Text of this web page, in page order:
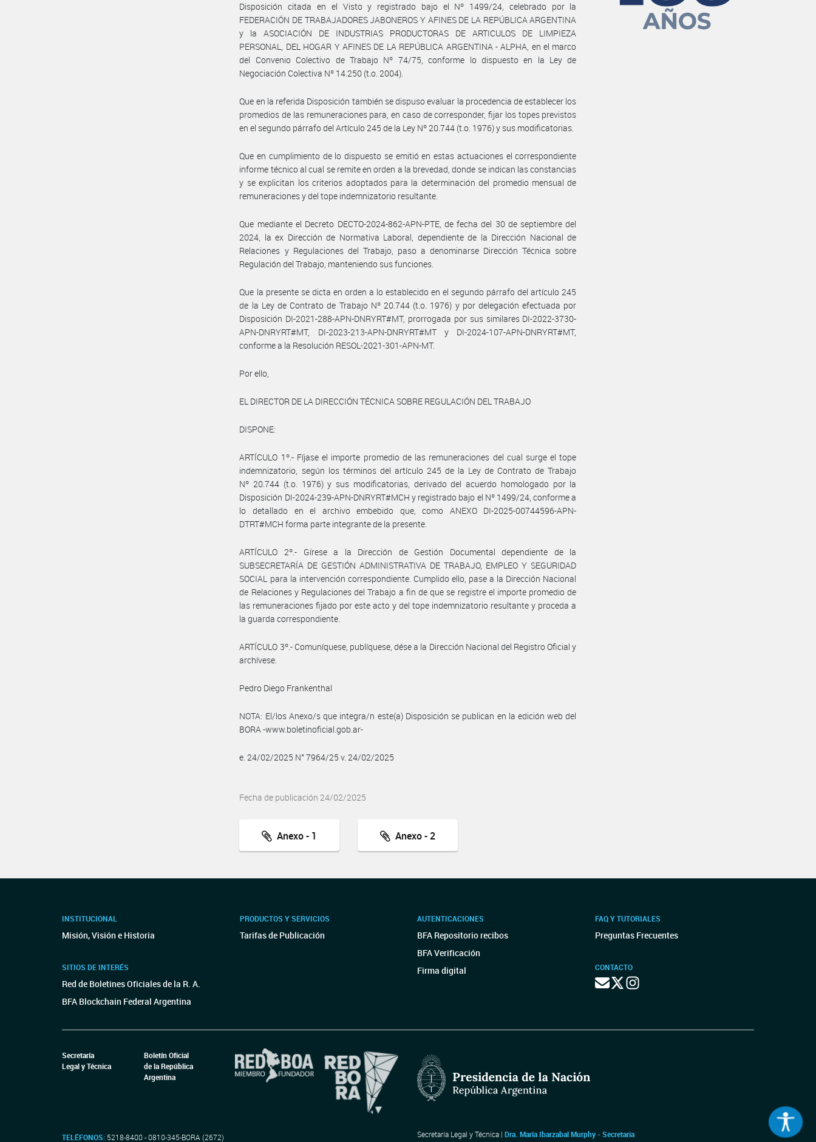
Disposición citada en el Visto y registrado bajo el Nº 1499/24, celebrado por la
FEDERACIÓN DE TRABAJADORES JABONEROS Y AFINES DE LA REPÚBLICA ARGENTINA
y la ASOCIACIÓN DE INDUSTRIAS PRODUCTORAS DE ARTICULOS DE LIMPIEZA
PERSONAL, DEL HOGAR Y AFINES DE LA REPÚBLICA ARGENTINA - ALPHA, en el marco
del Convenio Colectivo de Trabajo Nº 74/75, conforme lo dispuesto en la Ley de
Negociación Colectiva Nº 14.250 (t.o. 2004).
Que en la referida Disposición también se dispuso evaluar la procedencia de establecer los
promedios de las remuneraciones para, en caso de corresponder, fijar los topes previstos
en el segundo párrafo del Artículo 245 de la Ley Nº 20.744 (t.o. 1976) y sus modificatorias.
Que en cumplimiento de lo dispuesto se emitió en estas actuaciones el correspondiente
informe técnico al cual se remite en orden a la brevedad, donde se indican las constancias
y se explicitan los criterios adoptados para la determinación del promedio mensual de
remuneraciones y del tope indemnizatorio resultante.
Que mediante el Decreto DECTO-2024-862-APN-PTE, de fecha del 30 de septiembre del
2024, la ex Dirección de Normativa Laboral, dependiente de la Dirección Nacional de
Relaciones y Regulaciones del Trabajo, paso a denominarse Dirección Técnica sobre
Regulación del Trabajo, manteniendo sus funciones.
Que la presente se dicta en orden a lo establecido en el segundo párrafo del artículo 245
de la Ley de Contrato de Trabajo Nº 20.744 (t.o. 1976) y por delegación efectuada por
Disposición DI-2021-288-APN-DNRYRT#MT, prorrogada por sus similares DI-2022-3730-
APN-DNRYRT#MT, DI-2023-213-APN-DNRYRT#MT y DI-2024-107-APN-DNRYRT#MT,
conforme a la Resolución RESOL-2021-301-APN-MT.
Por ello,
EL DIRECTOR DE LA DIRECCIÓN TÉCNICA SOBRE REGULACIÓN DEL TRABAJO
DISPONE:
ARTÍCULO 1º.- Fíjase el importe promedio de las remuneraciones del cual surge el tope
indemnizatorio, según los términos del artículo 245 de la Ley de Contrato de Trabajo
Nº 20.744 (t.o. 1976) y sus modificatorias, derivado del acuerdo homologado por la
Disposición DI-2024-239-APN-DNRYRT#MCH y registrado bajo el Nº 1499/24, conforme a
lo detallado en el archivo embebido que, como ANEXO DI-2025-00744596-APN-
DTRT#MCH forma parte integrante de la presente.
ARTÍCULO 2º.- Gírese a la Dirección de Gestión Documental dependiente de la
SUBSECRETARÍA DE GESTIÓN ADMINISTRATIVA DE TRABAJO, EMPLEO Y SEGURIDAD
SOCIAL para la intervención correspondiente. Cumplido ello, pase a la Dirección Nacional
de Relaciones y Regulaciones del Trabajo a fin de que se registre el importe promedio de
las remuneraciones fijado por este acto y del tope indemnizatorio resultante y proceda a
la guarda correspondiente.
ARTÍCULO 3º.- Comuníquese, publíquese, dése a la Dirección Nacional del Registro Oficial y
archívese.
Pedro Diego Frankenthal
NOTA: El/los Anexo/s que integra/n este(a) Disposición se publican en la edición web del
BORA -www.boletinoficial.gob.ar-
e. 24/02/2025 N° 7964/25 v. 24/02/2025
Fecha de publicación 24/02/2025
Anexo - 1 Anexo - 2
INSTITUCIONAL
Misión, Visión e Historia
SITIOS DE INTERÉS
Red de Boletines Oficiales de la R. A.
BFA Blockchain Federal Argentina
PRODUCTOS Y SERVICIOS
Tarifas de Publicación
AUTENTICACIONES
BFA Repositorio recibos
BFA Verificación
Firma digital
FAQ Y TUTORIALES
Preguntas Frecuentes
CONTACTO
Secretaría
Legal y Técnica
Boletín Oficial
de la República
Argentina
TELÉFONOS: 5218-8400 - 0810-345-BORA (2672) Secretaría Legal y Técnica | Dra. María Ibarzabal Murphy - Secretaria